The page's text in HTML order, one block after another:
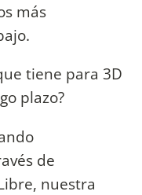
más
tiene para 3D
plazo?
de
nuestra